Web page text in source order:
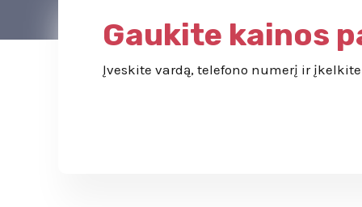
Gaukite kainos
Įveskite vardą, telefono numerį ir